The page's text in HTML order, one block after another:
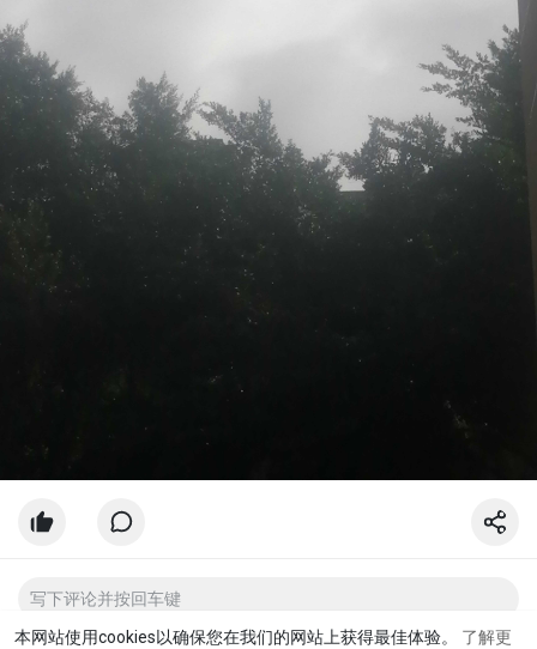
本网站使用cookies以确保您在我们的网站上获得最佳体验。 了解更